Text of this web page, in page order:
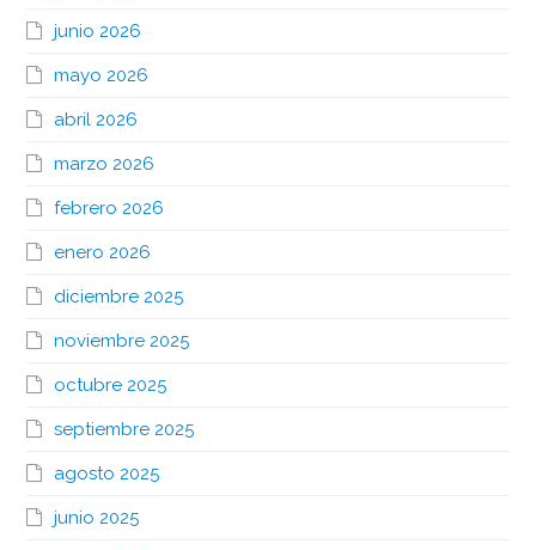
junio 2026
mayo 2026
abril 2026
marzo 2026
febrero 2026
enero 2026
diciembre 2025
noviembre 2025
octubre 2025
septiembre 2025
agosto 2025
junio 2025